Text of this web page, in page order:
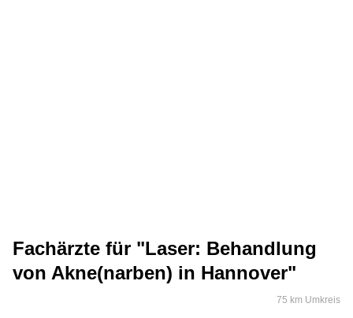
Fachärzte für "Laser: Behandlung
von Akne(narben) in Hannover"
75 km Umkreis